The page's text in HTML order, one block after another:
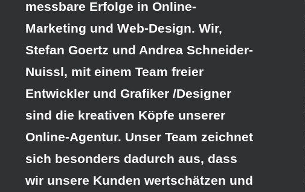
messbare Erfolge in Online-
Marketing und Web-Design. Wir,
Stefan Goertz und Andrea Schneider-
Nuissl, mit einem Team freier
Entwickler und Grafiker /Designer
sind die kreativen Köpfe unserer
Online-Agentur. Unser Team zeichnet
sich besonders dadurch aus, dass
wir unsere Kunden wertschätzen und